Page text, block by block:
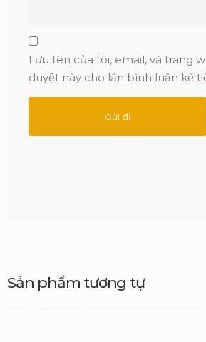
Lưu tên của tôi, email, và trang
duyệt này cho lần bình luận kế
Sản phẩm tương tự